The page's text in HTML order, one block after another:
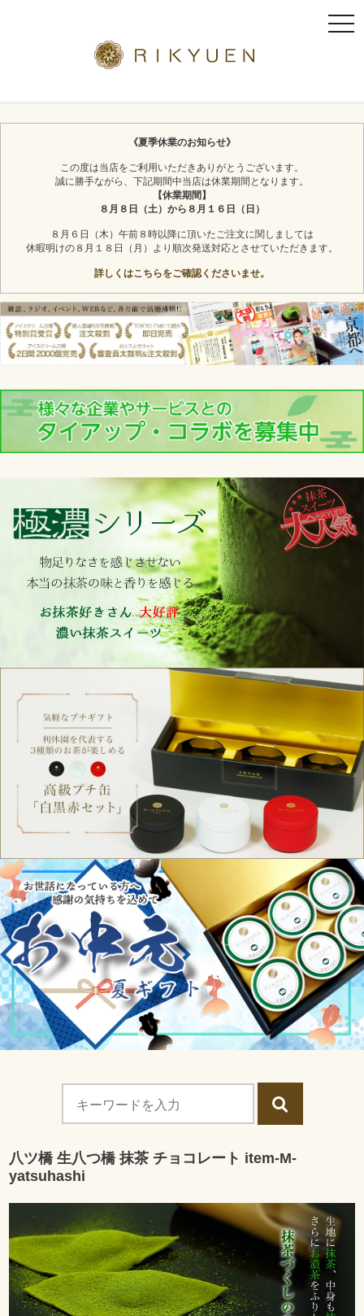
t
n
《夏季休業のお知らせ》
この度は当店をご利用いただきありがとうございます。
誠に勝手ながら、下記期間中当店は休業期間となります。
【休業期間】
８月８日（土）から８月１６日（日）
８月６日（木）午前８時以降に頂いたご注文に関しましては
休暇明けの８月１８日（月）より順次発送対応とさせていただきます。
詳しくはこちらをご確認くださいませ。
八ツ橋 生八つ橋 抹茶 チョコレート item-M-
yatsuhashi